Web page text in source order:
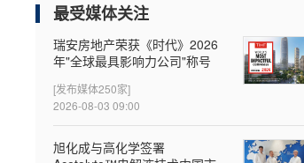
世界杯
会展
最受媒体关注
瑞安房地产荣获《时代》2026
年"全球最具影响力公司"称号
[发布媒体250家]
2026-08-03 09:00
旭化成与高化学签署